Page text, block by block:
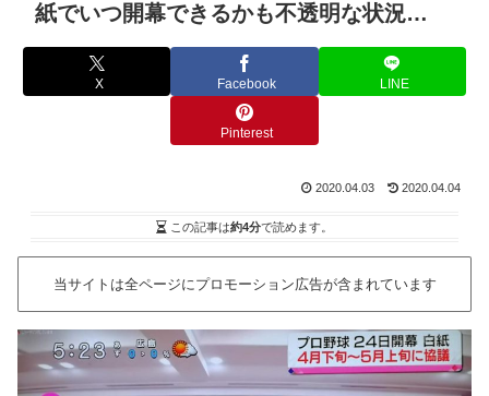
紙でいつ開幕できるかも不透明な状況…
X Facebook LINE
Pinterest
2020.04.03 2020.04.04
この記事は約4分で読めます。
当サイトは全ページにプロモーション広告が含まれています